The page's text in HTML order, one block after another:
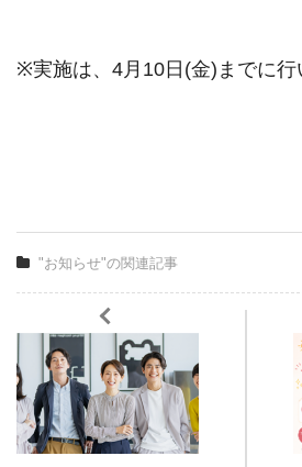
※実施は、4月10日(金)までに行
"お知らせ"の関連記事